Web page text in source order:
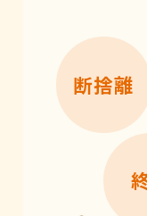
断捨離